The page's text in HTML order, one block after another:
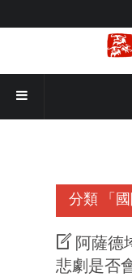
分類 「
阿薩德
悲劇是否